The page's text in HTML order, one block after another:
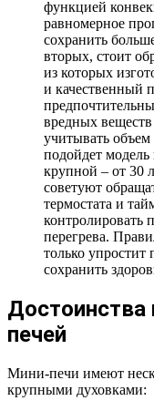
функцией
равномерное
сохранить
вторых, стоит
из которых
и качественный
вредных
учитывать объем
подойдет модель
крупной – от 30
советуют
термостата и
контролировать
перегрева.
только
сохранить
Достоинства
печей
Мини-печи имеют
крупными духовками: